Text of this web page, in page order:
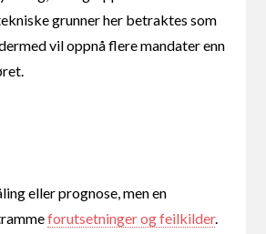
grunner her betraktes som
vil oppnå flere mandater enn
eller prognose, men en
forutsetninger og feilkilder.